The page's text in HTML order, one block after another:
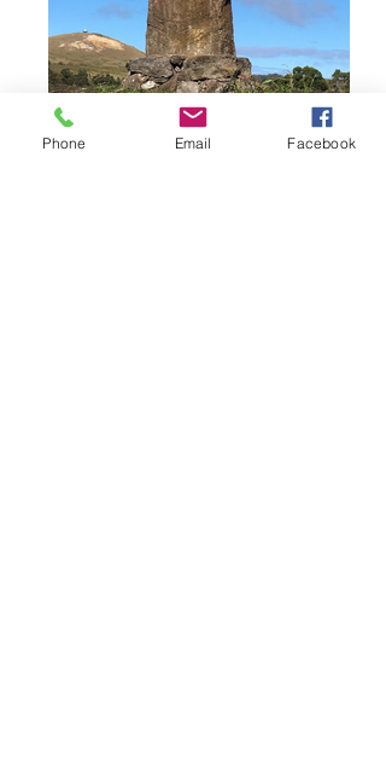
Phone Email Facebook